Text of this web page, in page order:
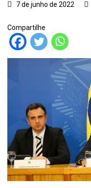
7 de junho de 2022
Compartilhe